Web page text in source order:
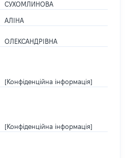
СУХОМЛИНОВА
АЛІНА
ОЛЕКСАНДРІВНА
[Конфіденційна інформація]
[Конфіденційна інформація]